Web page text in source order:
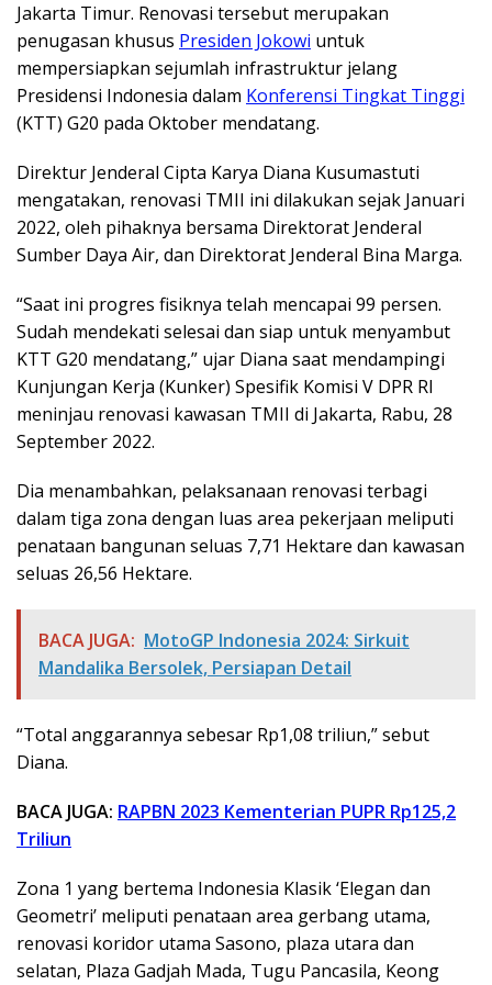
Jakarta Timur. Renovasi tersebut merupakan
penugasan khusus Presiden Jokowi untuk
mempersiapkan sejumlah infrastruktur jelang
Presidensi Indonesia dalam Konferensi Tingkat Tinggi
(KTT) G20 pada Oktober mendatang.
Direktur Jenderal Cipta Karya Diana Kusumastuti
mengatakan, renovasi TMII ini dilakukan sejak Januari
2022, oleh pihaknya bersama Direktorat Jenderal
Sumber Daya Air, dan Direktorat Jenderal Bina Marga.
“Saat ini progres fisiknya telah mencapai 99 persen.
Sudah mendekati selesai dan siap untuk menyambut
KTT G20 mendatang,” ujar Diana saat mendampingi
Kunjungan Kerja (Kunker) Spesifik Komisi V DPR RI
meninjau renovasi kawasan TMII di Jakarta, Rabu, 28
September 2022.
Dia menambahkan, pelaksanaan renovasi terbagi
dalam tiga zona dengan luas area pekerjaan meliputi
penataan bangunan seluas 7,71 Hektare dan kawasan
seluas 26,56 Hektare.
BACA JUGA: MotoGP Indonesia 2024: Sirkuit
Mandalika Bersolek, Persiapan Detail
“Total anggarannya sebesar Rp1,08 triliun,” sebut
Diana.
BACA JUGA: RAPBN 2023 Kementerian PUPR Rp125,2
Triliun
Zona 1 yang bertema Indonesia Klasik ‘Elegan dan
Geometri’ meliputi penataan area gerbang utama,
renovasi koridor utama Sasono, plaza utara dan
selatan, Plaza Gadjah Mada, Tugu Pancasila, Keong